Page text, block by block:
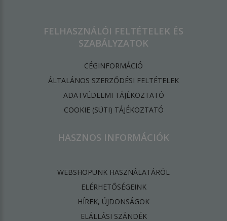
FELHASZNÁLÓI FELTÉTELEK ÉS
SZABÁLYZATOK
CÉGINFORMÁCIÓ
ÁLTALÁNOS SZERZŐDÉSI FELTÉTELEK
ADATVÉDELMI TÁJÉKOZTATÓ
​COOKIE (SÜTI) TÁJÉKOZTATÓ
HASZNOS INFORMÁCIÓK
WEBSHOPUNK HASZNÁLATÁRÓL
ELÉRHETŐSÉGEINK
HÍREK, ÚJDONSÁGOK
ELÁLLÁSI SZÁNDÉK